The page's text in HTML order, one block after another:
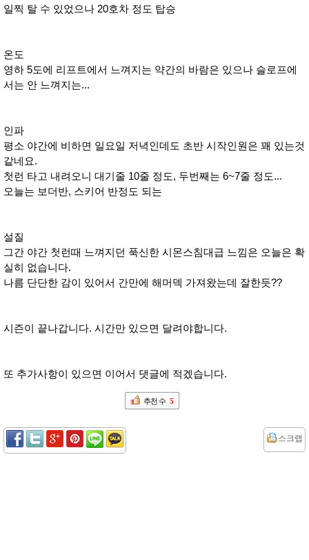
일찍 탈 수 있었으나 20호차 정도 탑승
온도
영하 5도에 리프트에서 느껴지는 약간의 바람은 있으나 슬로프에
서는 안 느껴지는...
인파
평소 야간에 비하면 일요일 저녁인데도 초반 시작인원은 꽤 있는것
같네요.
첫런 타고 내려오니 대기줄 10줄 정도, 두번째는 6~7줄 정도...
오늘는 보더반, 스키어 반정도 되는
설질
그간 야간 첫런때 느껴지던 푹신한 시몬스침대급 느낌은 오늘은 확
실히 없습니다.
나름 단단한 감이 있어서 간만에 해머덱 가져왔는데 잘한듯??
시즌이 끝나갑니다. 시간만 있으면 달려야합니다.
또 추가사항이 있으면 이어서 댓글에 적겠습니다.
추천 수 5
스크랩